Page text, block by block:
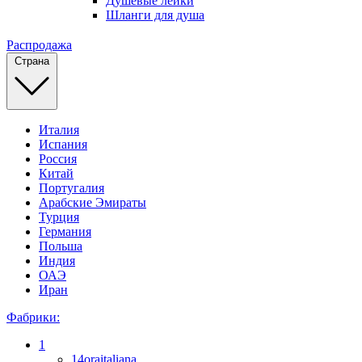
Шланги для душа
Распродажа
Страна
Италия
Испания
Россия
Китай
Португалия
Арабские Эмираты
Турция
Германия
Польша
Индия
ОАЭ
Иран
Фабрики:
1